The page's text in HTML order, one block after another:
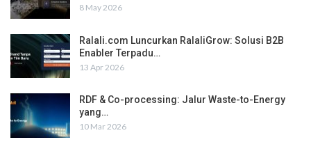
8 May 2026
Ralali.com Luncurkan RalaliGrow: Solusi B2B
Enabler Terpadu…
13 Apr 2026
RDF & Co-processing: Jalur Waste-to-Energy
yang…
10 Mar 2026